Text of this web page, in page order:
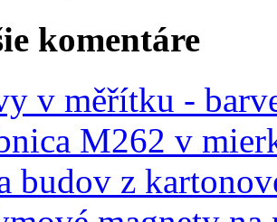
komentáre
v měřítku -
M262 v
budov z